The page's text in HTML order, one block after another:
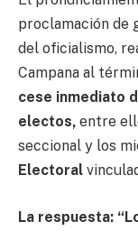
proclamación de
del oficialismo,
Campana al
cese inmediato
electos, entre
seccional y los
Electoral
La respuesta: